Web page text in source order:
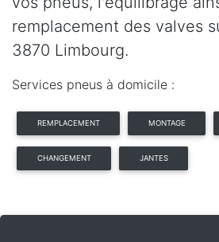
remplacement des valves
3870 Limbourg.
Services pneus à domicile :
REMPLACEMENT MONTAGE
CHANGEMENT JANTES